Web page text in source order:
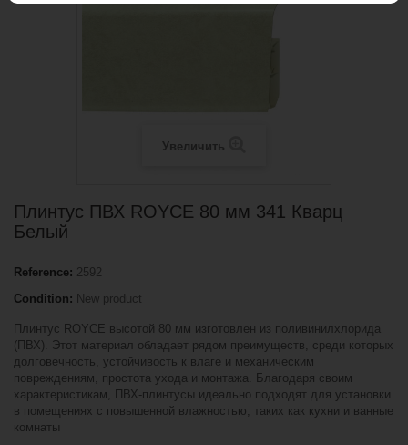
Увеличить
Плинтус ПВХ ROYCE 80 мм 341 Кварц
Белый
Reference: 2592
Condition: New product
Плинтус ROYCE высотой 80 мм изготовлен из поливинилхлорида
(ПВХ). Этот материал обладает рядом преимуществ, среди которых
долговечность, устойчивость к влаге и механическим
повреждениям, простота ухода и монтажа. Благодаря своим
характеристикам, ПВХ-плинтусы идеально подходят для установки
в помещениях с повышенной влажностью, таких как кухни и ванные
комнаты